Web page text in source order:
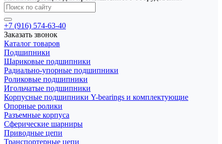
+7 (916) 574-63-40
Заказать звонок
Каталог товаров
Подшипники
Шариковые подшипники
Радиально-упорные подшипники
Роликовые подшипники
Игольчатые подшипники
Корпусные подшипники Y-bearings и комплектующие
Опорные ролики
Разъемные корпуса
Сферические шарниры
Приводные цепи
Транспортерные цепи